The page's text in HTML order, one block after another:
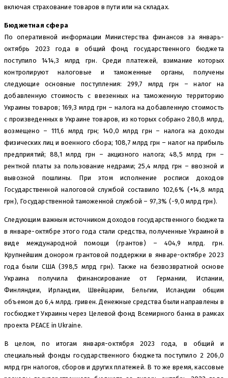
включая страхование товаров в пути или на складах.
Бюджетная сфера
По оперативной информации Министерства финансов за январь-
октябрь 2023 года в общий фонд государственного бюджета
поступило 1414,3 млрд грн. Среди платежей, взимание которых
контролируют налоговые и таможенные органы, получены
следующие основные поступления: 299,7 млрд грн – налог на
добавленную стоимость с ввезенных на таможенную территорию
Украины товаров; 169,3 млрд грн – налога на добавленную стоимость
с произведенных в Украине товаров, из которых собрано 280,8 млрд,
возмещено – 111,6 млрд грн; 140,0 млрд грн – налога на доходы
физических лиц и военного сбора; 108,7 млрд грн – налог на прибыль
предприятий; 88,1 млрд грн – акцизного налога; 48,5 млрд грн –
рентной платы за пользование недрами; 25,4 млрд грн – ввозной и
вывозной пошлины. При этом исполнение росписи доходов
Государственной налоговой службой составило 102,6% (+14,8 млрд
грн), Государственной таможенной службой – 97,3% (-9,0 млрд грн).
Следующим важным источником доходов государственного бюджета
в январе-октябре этого года стали средства, полученные Украиной в
виде международной помощи (грантов) – 404,9 млрд. грн.
Крупнейшим донором грантовой поддержки в январе-октябре 2023
года были США (398,5 млрд грн). Также на безвозвратной основе
Украина получила финансирование от Германии, Испании,
Финляндии, Ирландии, Швейцарии, Бельгии, Исландии общим
объемом до 6,4 млрд. гривен. Денежные средства были направлены в
госбюджет Украины через Целевой фонд Всемирного банка в рамках
проекта PEACE in Ukraine.
В целом, по итогам января-октября 2023 года, в общий и
специальный фонды государственного бюджета поступило 2 206,0
млрд грн налогов, сборов и других платежей. В то же время, кассовые